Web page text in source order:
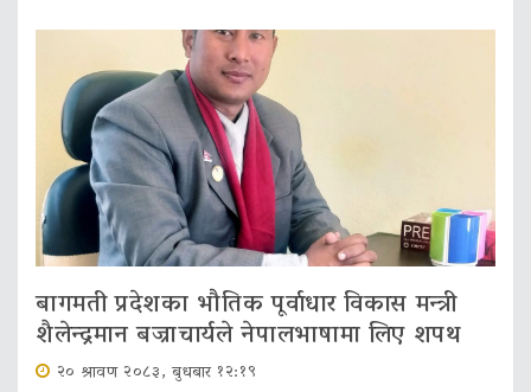
बागमती प्रदेशका भौतिक पूर्वाधार विकास मन्त्री
शैलेन्द्रमान बज्राचार्यले नेपालभाषामा लिए शपथ
२० श्रावण २०८३, बुधबार १२:१९